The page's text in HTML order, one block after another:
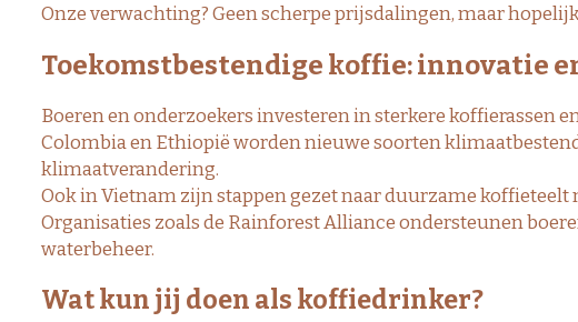
Onze verwachting? Geen scherpe prijsdalingen, maar
Toekomstbestendige koffie: innovatie
Boeren en onderzoekers investeren in sterkere koffierassen
Colombia en Ethiopië worden nieuwe soorten
klimaatverandering.
Ook in Vietnam zijn stappen gezet naar duurzame
Organisaties zoals de Rainforest Allianceondersteunen
waterbeheer.
Wat kun jij doen als koffiedrinker?